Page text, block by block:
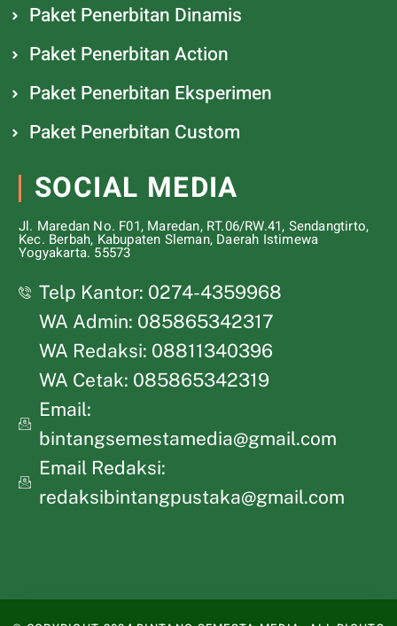
Paket Penerbitan Dinamis
Paket Penerbitan Action
Paket Penerbitan Eksperimen
Paket Penerbitan Custom
SOCIAL MEDIA
Jl. Maredan No. F01, Maredan, RT.06/RW.41, Sendangtirto,
Kec. Berbah, Kabupaten Sleman, Daerah Istimewa
Yogyakarta. 55573
Telp Kantor: 0274-4359968
WA Admin: 085865342317
WA Redaksi: 08811340396
WA Cetak: 085865342319
Email:
bintangsemestamedia@gmail.com
Email Redaksi:
redaksibintangpustaka@gmail.com